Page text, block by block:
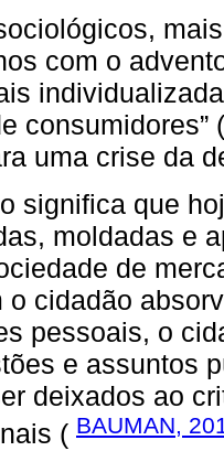
com o
uma crise da
significa que
moldadas e
de
o cidadão
pessoais, o
e assuntos
deixados ao
( BAUMAN,